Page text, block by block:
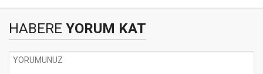
HABERE YORUM KAT